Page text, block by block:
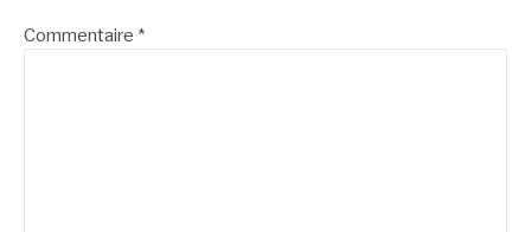
Commentaire *